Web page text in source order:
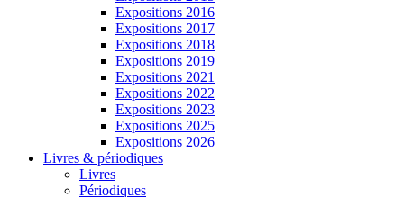
Expositions 2016
Expositions 2017
Expositions 2018
Expositions 2019
Expositions 2021
Expositions 2022
Expositions 2023
Expositions 2025
Expositions 2026
Livres & périodiques
Livres
Périodiques